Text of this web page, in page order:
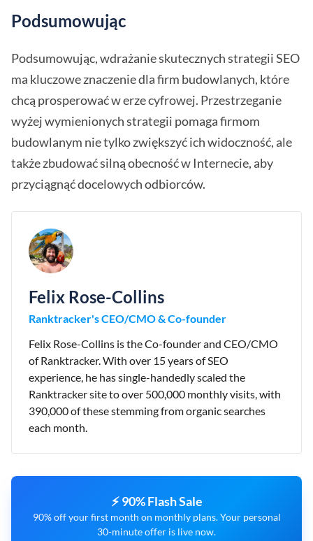
Podsumowując
Podsumowując, wdrażanie skutecznych strategii SEO
ma kluczowe znaczenie dla firm budowlanych, które
chcą prosperować w erze cyfrowej. Przestrzeganie
wyżej wymienionych strategii pomaga firmom
budowlanym nie tylko zwiększyć ich widoczność, ale
także zbudować silną obecność w Internecie, aby
przyciągnąć docelowych odbiorców.
Felix Rose-Collins
Ranktracker's CEO/CMO & Co-founder
Felix Rose-Collins is the Co-founder and CEO/CMO
of Ranktracker. With over 15 years of SEO
experience, he has single-handedly scaled the
Ranktracker site to over 500,000 monthly visits, with
390,000 of these stemming from organic searches
each month.
⚡ 90% Flash Sale
90% off your first month on monthly plans. Your personal
30-minute offer is live now.